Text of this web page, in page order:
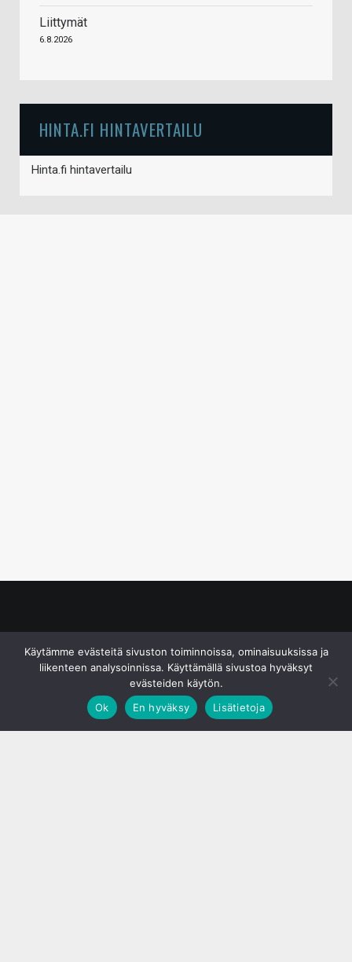
Liittymät
6.8.2026
HINTA.FI HINTAVERTAILU
Hinta.fi hintavertailu
Käytämme evästeitä sivuston toiminnoissa, ominaisuuksissa ja
liikenteen analysoinnissa. Käyttämällä sivustoa hyväksyt
evästeiden käytön.
Ok
En hyväksy Lisätietoja